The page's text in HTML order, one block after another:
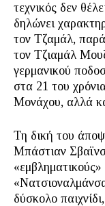
τεχνικός δεν
δηλώνει
τον Τζαμάλ,
τον Τζιαμάλ
γερμανικού
στα 21 του
Μονάχου, αλλά
Τη δική του
Μπάστιαν
δύσκολο